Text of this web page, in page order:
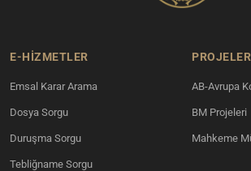
E-HİZMETLER
Emsal Karar Arama
Dosya Sorgu
Duruşma Sorgu
Tebliğname Sorgu
PROJELER
AB-Avrupa
BM Projeleri
Mahkeme